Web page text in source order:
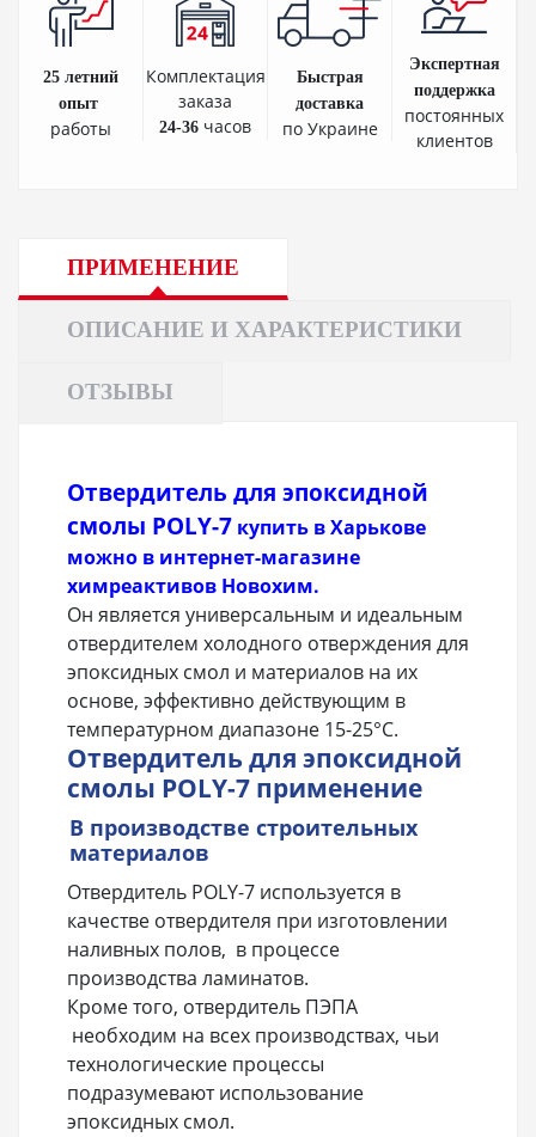
25 летний
опыт
работы
Комплектация
заказа
24-36 часов
Быстрая
доставка
по Украине
Экспертная
поддержка
постоянных
клиентов
ПРИМЕНЕНИЕ
ОПИСАНИЕ И ХАРАКТЕРИСТИКИ
ОТЗЫВЫ
Отвердитель для эпоксидной
смолы POLY-7 купить в Харькове
можно в интернет-магазине
химреактивов Новохим.
Он является универсальным и идеальным
отвердителем холодного отверждения для
эпоксидных смол и материалов на их
основе, эффективно действующим в
температурном диапазоне 15-25°С.
Отвердитель для эпоксидной
смолы POLY-7 применение
В производстве строительных
материалов
Отвердитель POLY-7 используется в
качестве отвердителя при изготовлении
наливных полов, в процессе
производства ламинатов.
Кроме того, отвердитель ПЭПА
необходим на всех производствах, чьи
технологические процессы
подразумевают использование
эпоксидных смол.